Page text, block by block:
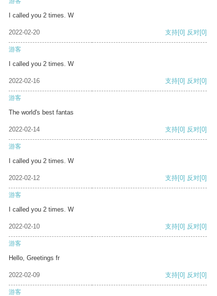
I called you 2 times. W
2022-02-20 支持[0] 反对[0]
游客
I called you 2 times. W
2022-02-16 支持[0] 反对[0]
游客
The world's best fantas
2022-02-14 支持[0] 反对[0]
游客
I called you 2 times. W
2022-02-12 支持[0] 反对[0]
游客
I called you 2 times. W
2022-02-10 支持[0] 反对[0]
游客
Hello, Greetings fr
2022-02-09 支持[0] 反对[0]
游客